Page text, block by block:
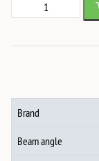
was:
59 ден.
СИJАЛИЦА
220-
240V
2700K
Brand
Beam angle